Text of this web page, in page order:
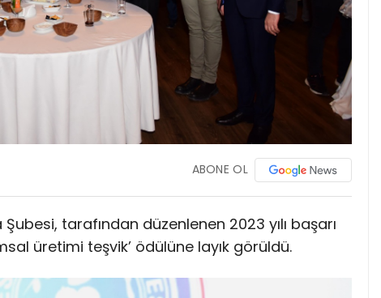
ABONE OL
tarafından düzenlenen 2023 yılı başarı
üretimi teşvik’ ödülüne layık görüldü.